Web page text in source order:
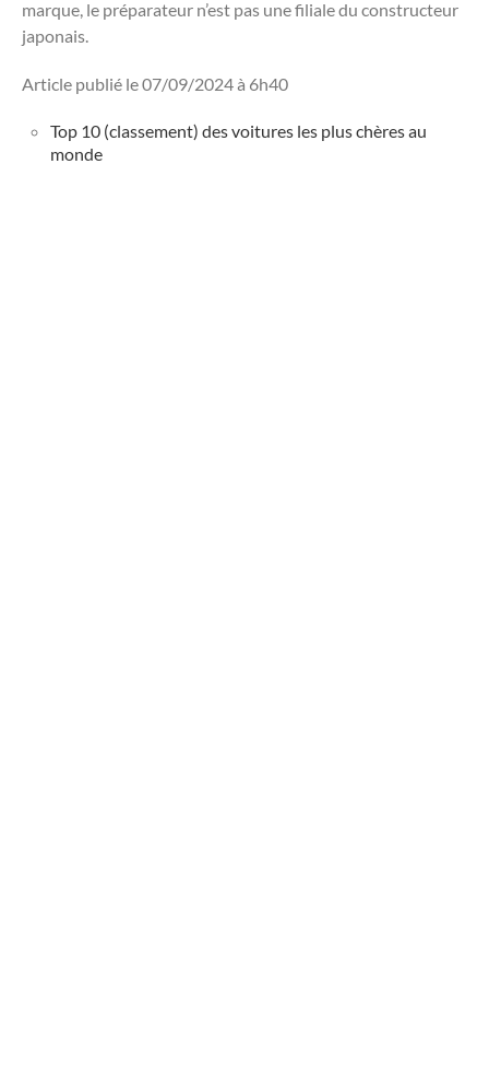
marque, le préparateur n’est pas une filiale du constructeur
japonais.
Article publié le 07/09/2024 à 6h40
Top 10 (classement) des voitures les plus chères au
monde